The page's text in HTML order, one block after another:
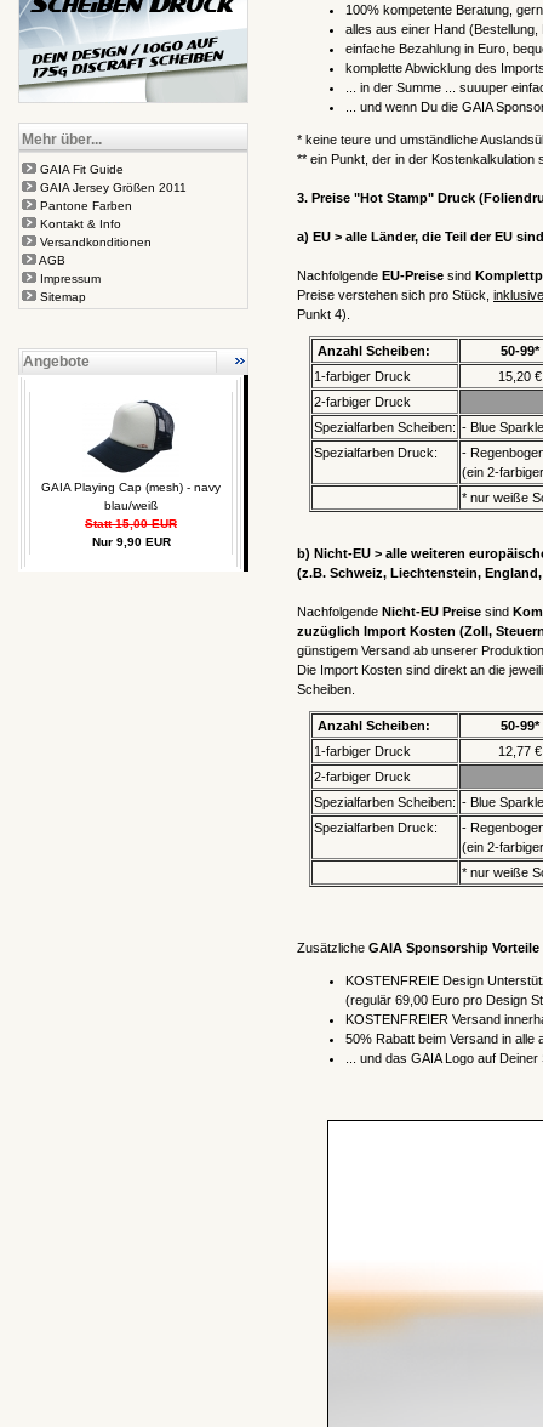
Mehr über...
GAIA Fit Guide
GAIA Jersey Größen 2011
Pantone Farben
Kontakt & Info
Versandkonditionen
AGB
Impressum
Sitemap
Angebote
GAIA Playing Cap (mesh) - navy
blau/weiß
Statt 15,00 EUR
Nur 9,90 EUR
100% kompetente Beratung,
alles aus einer Hand
einfache Bezahlung in Euro,
komplette Abwicklung des
... in der Summe ... suuuper
... und wenn Du die GAIA
* keine teure und umständliche
** ein Punkt, der in der
3. Preise "Hot Stamp" Druck
a) EU > alle Länder, die Teil der EU sind
Nachfolgende EU-Preise sind
Preise verstehen sich pro Stück,
Punkt 4).
Anzahl Scheiben:
50-99*
1-farbiger Druck
15,20 €
2-farbiger Druck
Spezialfarben Scheiben: - Blue
Spezialfarben Druck:
-
(ein 2-
* nur weiße
b) Nicht-EU > alle weiteren
(z.B. Schweiz, Liechtenstein,
Nachfolgende Nicht-EU Preise sind
zuzüglich Import Kosten (Zoll,
günstigem Versand ab unserer
Die Import Kosten sind direkt an die
Scheiben.
Anzahl Scheiben:
50-99*
1-farbiger Druck
12,77 €
2-farbiger Druck
Spezialfarben Scheiben: - Blue
Spezialfarben Druck:
-
(ein 2-
* nur weiße
Zusätzliche GAIA Sponsorship Vorteile
KOSTENFREIE Design
(regulär 69,00 Euro pro Design
KOSTENFREIER Versand
50% Rabatt beim Versand in
... und das GAIA Logo auf